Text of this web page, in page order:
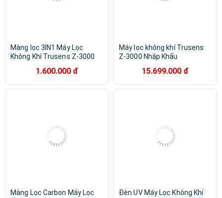
Màng lọc 3IN1 Máy Lọc
Không Khí Trusens Z-3000
1.600.000 đ
Máy lọc không khí Trusens
Z-3000 Nhập Khẩu
15.699.000 đ
Màng Lọc Carbon Máy Lọc
Đèn UV Máy Lọc Không Khí